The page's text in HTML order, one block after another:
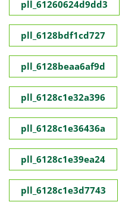
pll_61260624d9dd3
pll_6128bdf1cd727
pll_6128beaa6af9d
pll_6128c1e32a396
pll_6128c1e36436a
pll_6128c1e39ea24
pll_6128c1e3d7743